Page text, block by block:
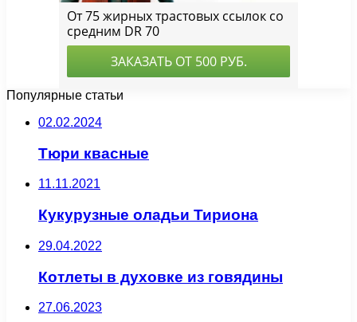
Популярные статьи
02.02.2024
Тюри квасные
11.11.2021
Кукурузные оладьи Тириона
29.04.2022
Котлеты в духовке из говядины
27.06.2023